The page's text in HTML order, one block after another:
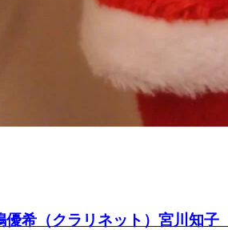
希（クラリネット）宮川知子